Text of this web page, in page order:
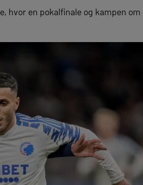
en pokalfinale og kampen om